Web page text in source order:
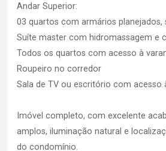
Andar Superior:
03 quartos com armários planejados,
Suíte master com hidromassagem e
Todos os quartos com acesso à
Roupeiro no corredor
Sala de TV ou escritório com acesso
Imóvel completo, com excelente
amplos, iluminação natural e
do condomínio.